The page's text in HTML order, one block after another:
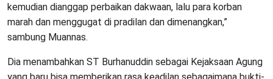
kemudian dianggap perbaikan dakwaan, lalu para korban
marah dan menggugat di pradilan dan dimenangkan,”
sambung Muannas.
Dia menambahkan ST Burhanuddin sebagai Kejaksaan Agung